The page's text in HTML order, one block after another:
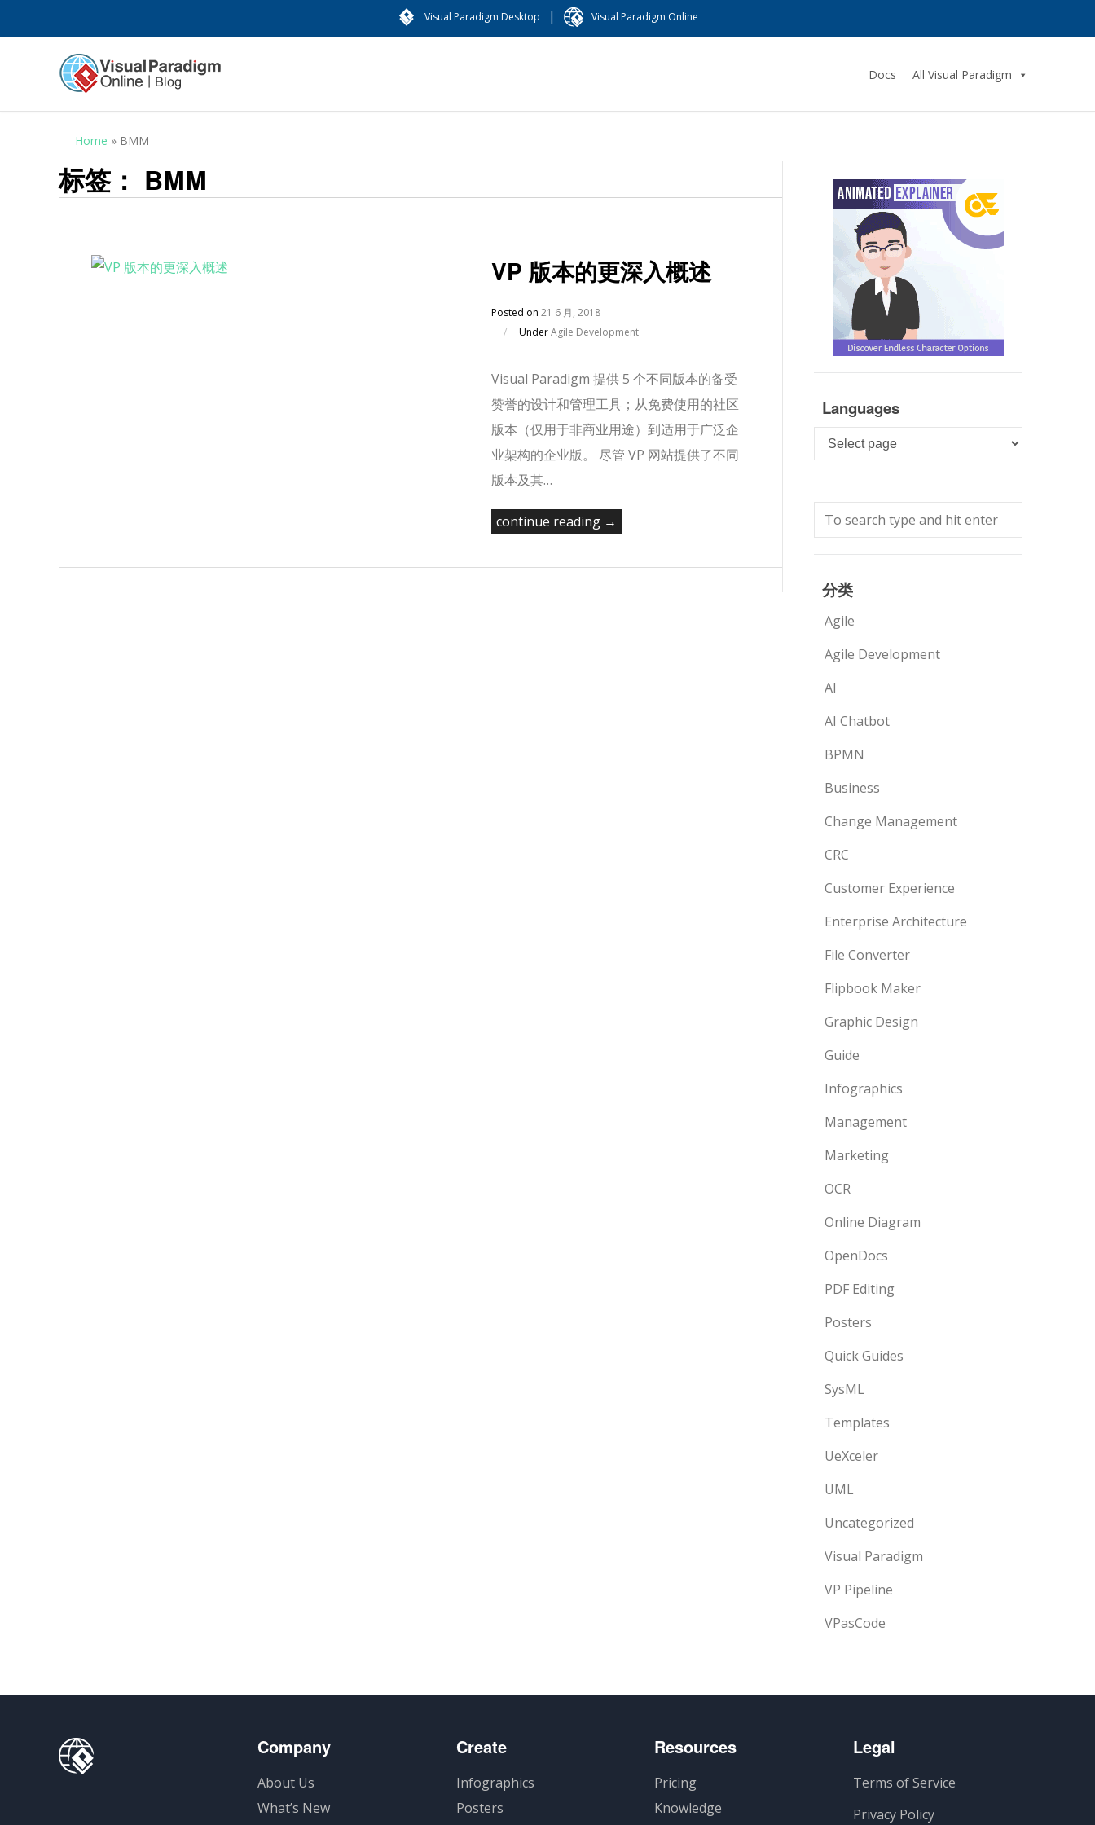
Visual Paradigm Desktop | Visual Paradigm Online
Docs All Visual Paradigm
Home » BMM
标签： BMM
VP 版本的更深入概述
Posted on21 6 月, 2018
/
UnderAgile Development
Visual Paradigm 提供 5 个不同版本的备受
赞誉的设计和管理工具；从免费使用的社区
版本（仅用于非商业用途）到适用于广泛企
业架构的企业版。 尽管 VP 网站提供了不同
版本及其…
continue reading →
Languages
Languages
分类
Agile
Agile Development
AI
AI Chatbot
BPMN
Business
Change Management
CRC
Customer Experience
Enterprise Architecture
File Converter
Flipbook Maker
Graphic Design
Guide
Infographics
Management
Marketing
OCR
Online Diagram
OpenDocs
PDF Editing
Posters
Quick Guides
SysML
Templates
UeXceler
UML
Uncategorized
Visual Paradigm
VP Pipeline
VPasCode
Company
About Us
What’s New
Create
Infographics
Posters
Resources
Pricing
Knowledge
Legal
Terms of Service
Privacy Policy